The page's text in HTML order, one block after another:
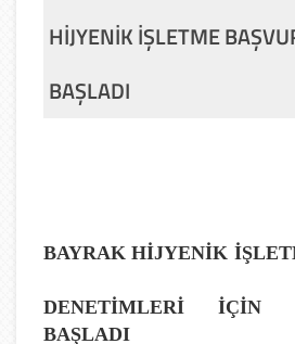
HIJYENIK İŞLETME
BAŞLADI
BAYRAK
DENETİMLERİ İÇİN
BAŞLADI